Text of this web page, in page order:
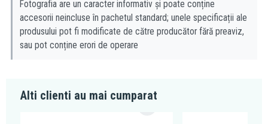
Fotografia are un caracter informativ și poate conține
accesorii neincluse în pachetul standard; unele specificații ale
produsului pot fi modificate de către producător fără preaviz,
sau pot conține erori de operare
Alti clienti au mai cumparat